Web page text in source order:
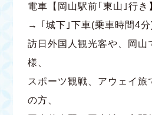
電車【岡山駅前｢東山｣行き
→ ｢城下｣下車(乗車時間4
訪日外国人観光客や、岡山
様、
スポーツ観戦、アウェイ旅
の方、